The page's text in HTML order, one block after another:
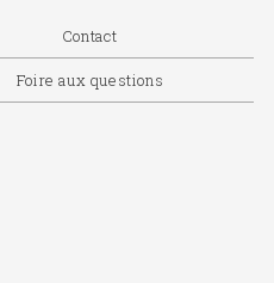
Contact
Foire aux questions